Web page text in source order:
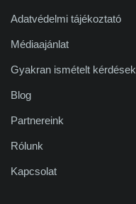
Adatvédelmi tájékoztató
Médiaajánlat
Gyakran ismételt kérdések
Blog
Partnereink
Rólunk
Kapcsolat